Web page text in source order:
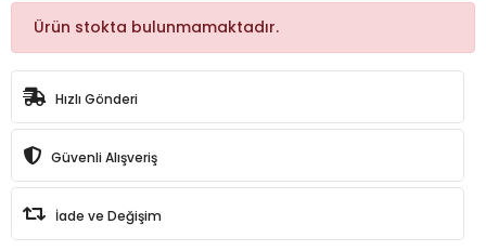
Ürün stokta bulunmamaktadır.
Hızlı Gönderi
Güvenli Alışveriş
İade ve Değişim